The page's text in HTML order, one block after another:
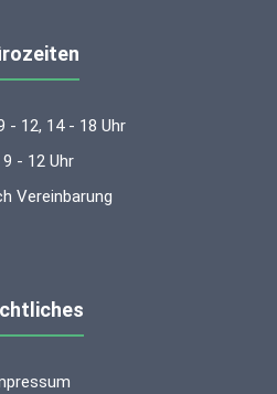
- 12, 14 - 18 Uhr
9 - 12 Uhr
Vereinbarung